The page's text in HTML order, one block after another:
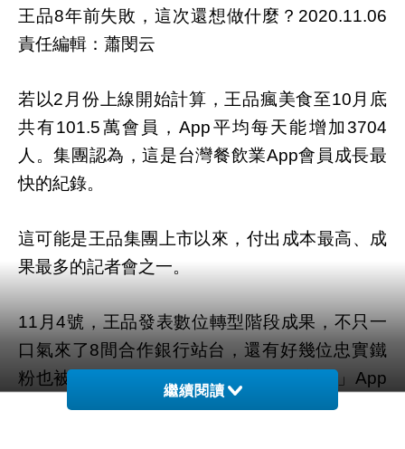
王品8年前失敗，這次還想做什麼？ 2020.11.06
責任編輯：蕭閔云
若以2 月份上線開始計算，王品瘋美食至10月底
共有101.5萬會員，App平均每天能增加3704
人。集團認為，這是台灣餐飲業App會員成長最
快的紀錄。
這可能是王品集團上市以來，付出成本最高、成
果最多的記者會之一。
11月4號，王品發表數位轉型階段成果，不只一
口氣來了8間合作銀行站台，還有好幾位忠實鐵
粉也被請到現場，慶祝集團「王品瘋美食」 App
累積百萬會員，僅用了269天便達標。
繼續閱讀